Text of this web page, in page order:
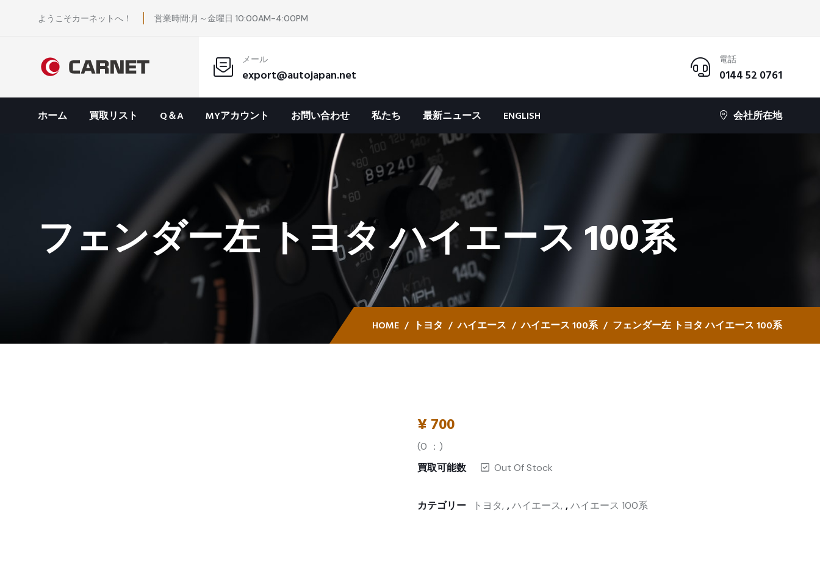
ようこそカーネットへ！ 営業時間:月～金曜日 10:00AM-4:00PM
メール
export@autojapan.net
電話
0144 52 0761
ホーム 買取リスト Q＆A MYアカウント お問い合わせ 私たち 最新ニュース ENGLISH 会社所在地
フェンダー左 トヨタ ハイエース 100系
HOME トヨタ ハイエース ハイエース 100系 フェンダー左 トヨタ ハイエース 100系
¥ 700
(0 ：)
買取可能数
Out Of Stock
カテゴリー トヨタ ,ハイエース ,ハイエース 100系